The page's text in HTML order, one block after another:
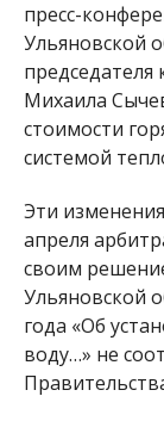
пресс-
Ульяновской
председателя
Михаила
стоимости
системой
Эти
апреля
своим
Ульяновской
года «Об
воду…» не